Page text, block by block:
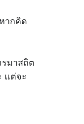
ากคิด
มาสถิต
แต่จะ